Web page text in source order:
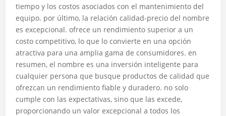
tiempo y los costos asociados con el mantenimiento del
equipo. por último, la relación calidad-precio del nombre
es excepcional. ofrece un rendimiento superior a un
costo competitivo, lo que lo convierte en una opción
atractiva para una amplia gama de consumidores. en
resumen, el nombre es una inversión inteligente para
cualquier persona que busque productos de calidad que
ofrezcan un rendimiento fiable y duradero. no solo
cumple con las expectativas, sino que las excede,
proporcionando un valor excepcional a todos los